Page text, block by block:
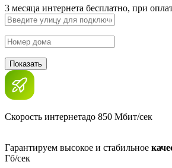
3 месяца интернета бесплатно, при
Показать
Скорость интернетадо 850 Мбит/сек
Гарантируем высокое и стабильное
Гб/сек